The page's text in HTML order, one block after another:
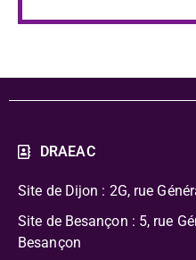
DRAEAC
Site de Dijon : 2G, rue
Site de Besançon : 5, rue
Besançon